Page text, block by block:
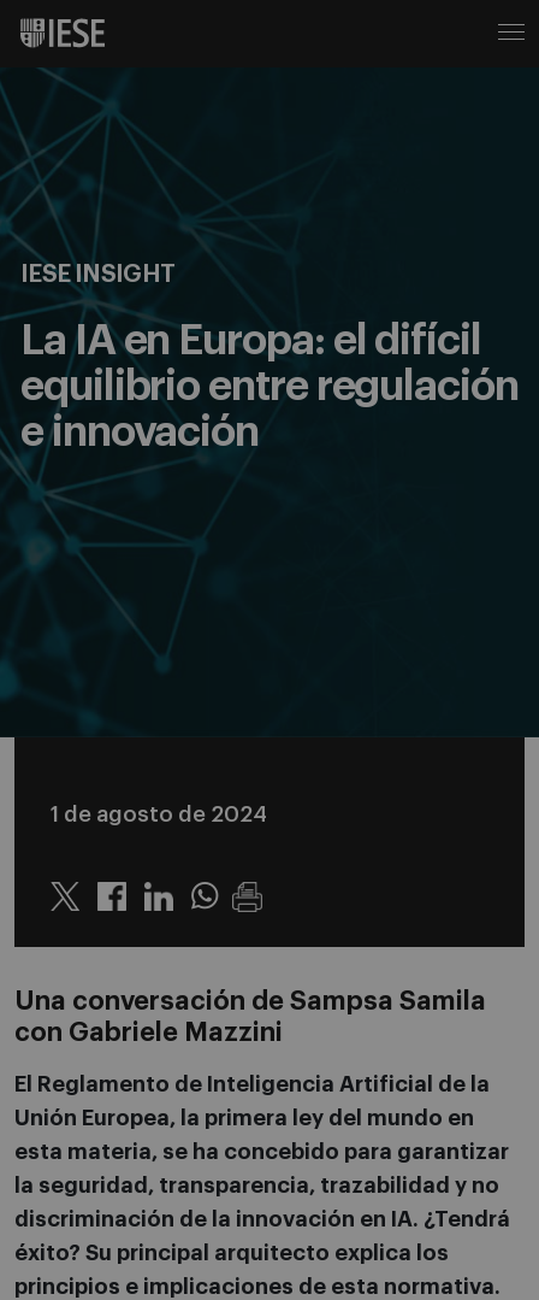
IESE INSIGHT
La IA en Europa: el difícil
equilibrio entre regulación
e innovación
1 de agosto de 2024
Twitter LinkedinWhatsapp
Una conversación de Sampsa Samila
con Gabriele Mazzini
El Reglamento de Inteligencia Artificial de la
Unión Europea, la primera ley del mundo en
esta materia, se ha concebido para garantizar
la seguridad, transparencia, trazabilidad y no
discriminación de la innovación en IA. ¿Tendrá
éxito? Su principal arquitecto explica los
principios e implicaciones de esta normativa.